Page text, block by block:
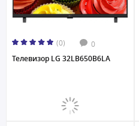
(0) 0
Телевизор LG 32LB650B6LA